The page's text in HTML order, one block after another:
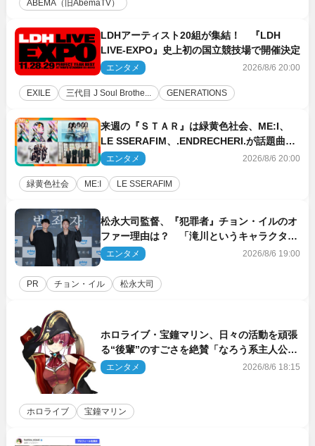
ABEMA（旧AbemaTV）
LDHアーティスト20組が集結！ 『LDH
LIVE‐EXPO』史上初の国立競技場で開催決定
エンタメ 2026/8/6 20:00
EXILE 三代目 J Soul Brothe... GENERATIONS
来週の『ＳＴＡＲ』は緑黄色社会、ME:I、
LE SSERAFIM、.ENDRECHERI.が話題曲を
パフォーマンス！
エンタメ 2026/8/6 20:00
緑黄色社会 ME:I LE SSERAFIM
松永大司監督、『犯罪者』チョン・イルのオ
ファー理由は？ 「滝川というキャラクター
に出会えたことは本当に運が良かった」
エンタメ 2026/8/6 19:00
PR チョン・イル 松永大司
ホロライブ・宝鐘マリン、日々の活動を頑張
る“後輩”のすごさを絶賛「なろう系主人公ま
である」
エンタメ 2026/8/6 18:15
ホロライブ 宝鐘マリン